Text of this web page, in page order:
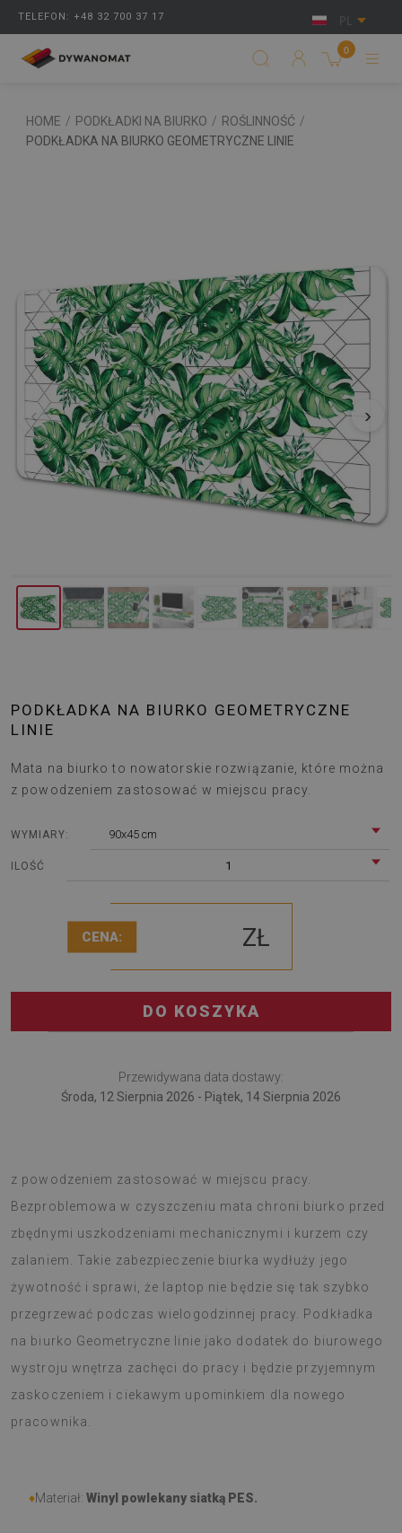
TELEFON: +48 32 700 37 17 PL
0
HOME / PODKŁADKI NA BIURKO / ROŚLINNOŚĆ /
PODKŁADKA NA BIURKO GEOMETRYCZNE LINIE
‹ ›
PODKŁADKA NA BIURKO GEOMETRYCZNE
LINIE
Mata na biurko to nowatorskie rozwiązanie, które można
z powodzeniem zastosować w miejscu pracy.
WYMIARY: 90x45 cm
ILOŚĆ 1
CENA: ZŁ
DO KOSZYKA
Przewidywana data dostawy:
Środa, 12 Sierpnia 2026 - Piątek, 14 Sierpnia 2026
z powodzeniem zastosować w miejscu pracy.
Bezproblemowa w czyszczeniu mata chroni biurko przed
zbędnymi uszkodzeniami mechanicznymi i kurzem czy
zalaniem. Takie zabezpieczenie biurka wydłuży jego
żywotność i sprawi, że laptop nie będzie się tak szybko
przegrzewać podczas wielogodzinnej pracy. Podkładka
na biurko Geometryczne linie jako dodatek do biurowego
wystroju wnętrza zachęci do pracy i będzie przyjemnym
zaskoczeniem i ciekawym upominkiem dla nowego
pracownika.
♦Materiał: Winyl powlekany siatką PES.